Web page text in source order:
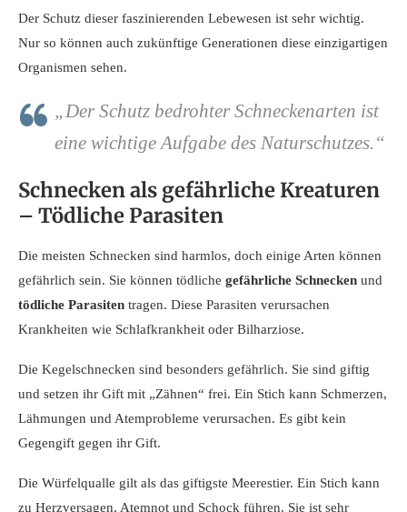
Der Schutz dieser faszinierenden Lebewesen ist sehr wichtig.
Nur so können auch zukünftige Generationen diese einzigartigen
Organismen sehen.
„Der Schutz bedrohter Schneckenarten ist
eine wichtige Aufgabe des Naturschutzes.“
Schnecken als gefährliche Kreaturen
– Tödliche Parasiten
Die meisten Schnecken sind harmlos, doch einige Arten können
gefährlich sein. Sie können tödliche gefährliche Schnecken und
tödliche Parasiten tragen. Diese Parasiten verursachen
Krankheiten wie Schlafkrankheit oder Bilharziose.
Die Kegelschnecken sind besonders gefährlich. Sie sind giftig
und setzen ihr Gift mit „Zähnen“ frei. Ein Stich kann Schmerzen,
Lähmungen und Atemprobleme verursachen. Es gibt kein
Gegengift gegen ihr Gift.
Die Würfelqualle gilt als das giftigste Meerestier. Ein Stich kann
zu Herzversagen, Atemnot und Schock führen. Sie ist sehr